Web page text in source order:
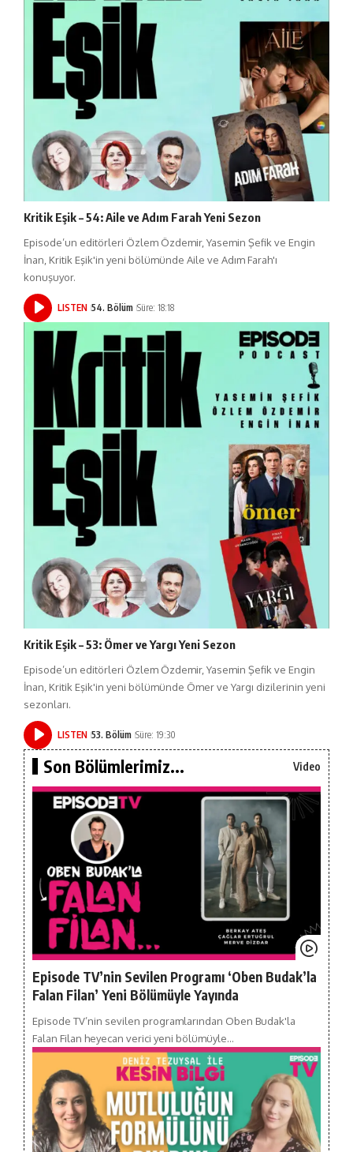
Kritik Eşik – 54: Aile ve Adım Farah Yeni Sezon
Episode’un editörleri Özlem Özdemir, Yasemin Şefik ve Engin
İnan, Kritik Eşik'in yeni bölümünde Aile ve Adım Farah'ı
konuşuyor.
LISTEN 54. Bölüm Süre: 18:18
Kritik Eşik – 53: Ömer ve Yargı Yeni Sezon
Episode’un editörleri Özlem Özdemir, Yasemin Şefik ve Engin
İnan, Kritik Eşik'in yeni bölümünde Ömer ve Yargı dizilerinin yeni
sezonları.
LISTEN 53. Bölüm Süre: 19:30
Son Bölümlerimiz... Video
Episode TV’nin Sevilen Programı ‘Oben Budak’la
Falan Filan’ Yeni Bölümüyle Yayında
Episode TV’nin sevilen programlarından Oben Budak'la
Falan Filan heyecan verici yeni bölümüyle…